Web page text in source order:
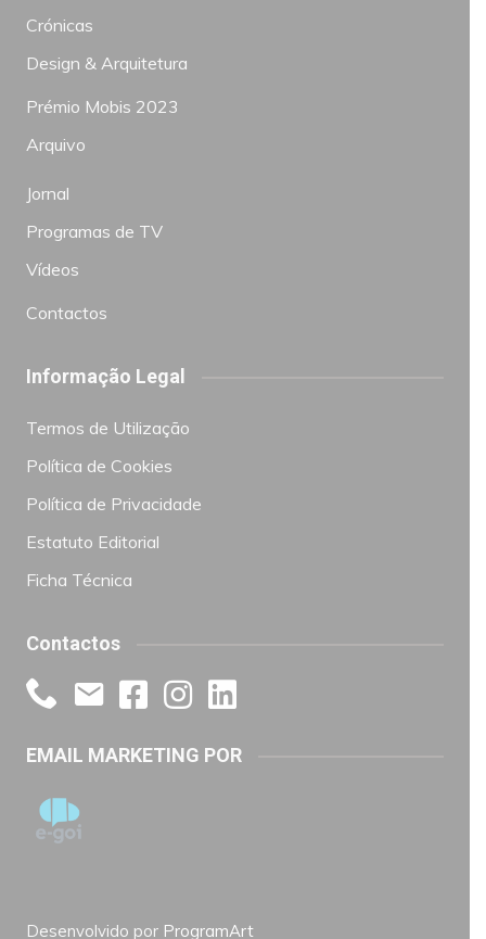
Crónicas
Design & Arquitetura
Prémio Mobis 2023
Arquivo
Jornal
Programas de TV
Vídeos
Contactos
Informação Legal
Termos de Utilização
Política de Cookies
Política de Privacidade
Estatuto Editorial
Ficha Técnica
Contactos
EMAIL MARKETING POR
Desenvolvido por ProgramArt